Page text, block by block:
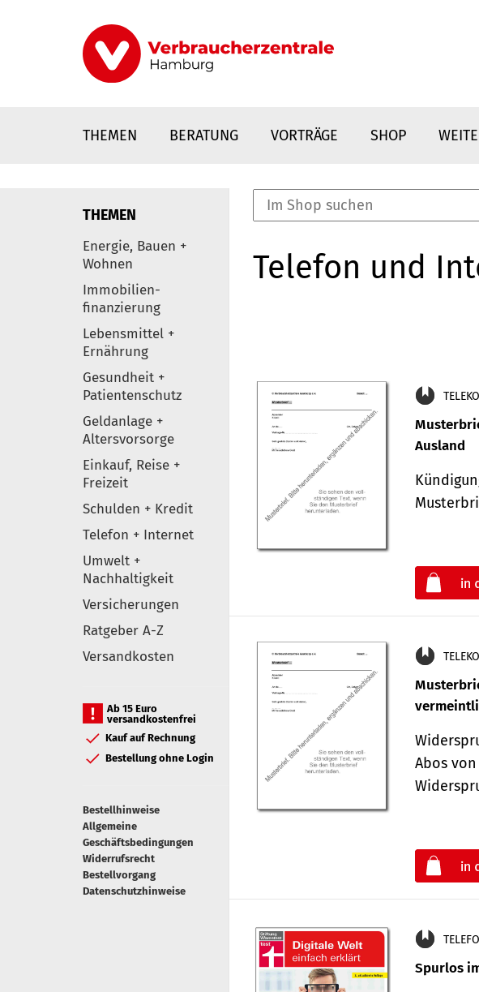
THEMEN BERATUNG VORTRÄGE SHOP
Elemente
THEMEN
Energie, Bauen +
Wohnen
Immobilien-
finanzierung
Lebensmittel +
Ernährung
Gesundheit +
Patientenschutz
Geldanlage +
Altersvorsorge
Einkauf, Reise +
Freizeit
Schulden + Kredit
Telefon + Internet
Umwelt +
Nachhaltigkeit
Versicherungen
Ratgeber A-Z
Versandkosten
Ab 15 Euro
versandkostenfrei
Kauf auf Rechnung
Bestellung ohne Login
Bestellhinweise
Allgemeine
Geschäftsbedingungen
Widerrufsrecht
Bestellvorgang
Datenschutzhinweise
Telefon und
Ausland
Abos
Spurlos